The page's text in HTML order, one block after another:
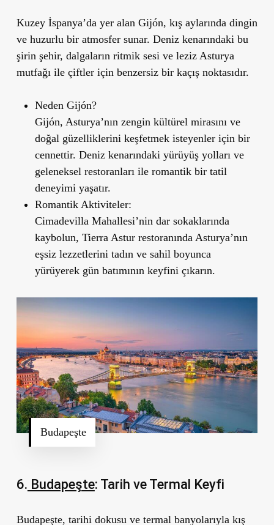
Kuzey İspanya’da yer alan Gijón, kış aylarında dingin
ve huzurlu bir atmosfer sunar. Deniz kenarındaki bu
şirin şehir, dalgaların ritmik sesi ve leziz Asturya
mutfağı ile çiftler için benzersiz bir kaçış noktasıdır.
Neden Gijón?
Gijón, Asturya’nın zengin kültürel mirasını ve
doğal güzelliklerini keşfetmek isteyenler için bir
cennettir. Deniz kenarındaki yürüyüş yolları ve
geleneksel restoranları ile romantik bir tatil
deneyimi yaşatır.
Romantik Aktiviteler:
Cimadevilla Mahallesi’nin dar sokaklarında
kaybolun, Tierra Astur restoranında Asturya’nın
eşsiz lezzetlerini tadın ve sahil boyunca
yürüyerek gün batımının keyfini çıkarın.
Budapeşte
6. Budapeşte: Tarih ve Termal Keyfi
Budapeşte, tarihi dokusu ve termal banyolarıyla kış